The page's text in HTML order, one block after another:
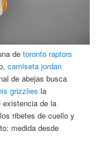
detoronto raptors
camiseta jordan
de abejas busca
grizzlies la
existencia de la
ribetes de cuello y
medida desde